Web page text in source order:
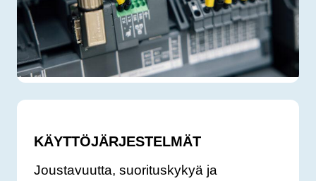
KÄYTTÖJÄRJESTELMÄT
Joustavuutta, suorituskykyä ja